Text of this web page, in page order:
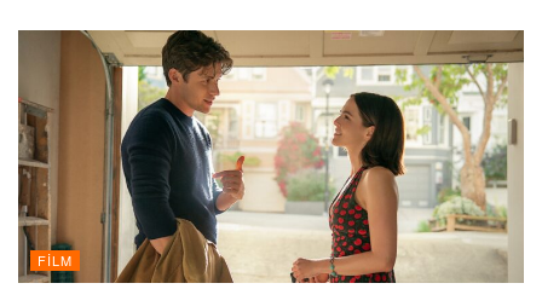
FILM